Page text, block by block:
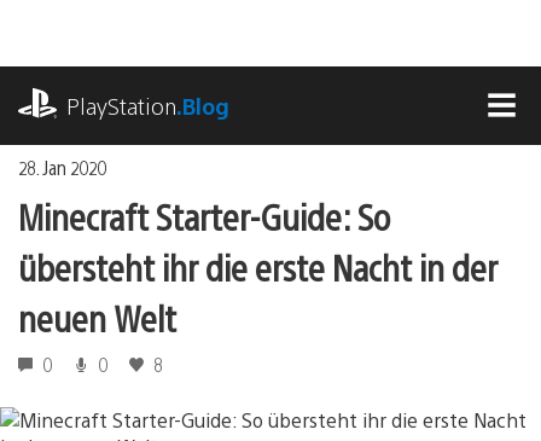
springen
PlayStation.Blog
28. Jan 2020
Minecraft Starter-Guide: So
übersteht ihr die erste Nacht in der
neuen Welt
0 0 8